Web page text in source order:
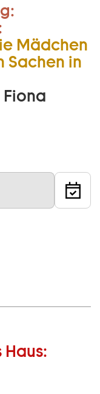
Mädchen
Sachen in
Fiona
Haus: